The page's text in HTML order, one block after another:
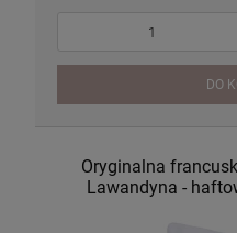
DO
Oryginalna
Lawandyna -